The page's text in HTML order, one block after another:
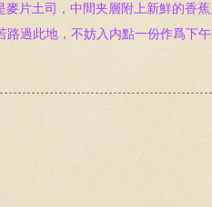
片土司，中間夹層附上新鮮的香蕉
路過此地，不妨入内點一份作爲下